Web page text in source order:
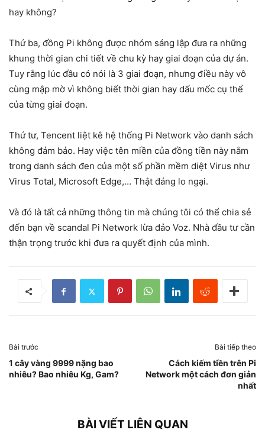
hay không?
Thứ ba, đồng Pi không được nhóm sáng lập đưa ra những
khung thời gian chi tiết về chu kỳ hay giai đoạn của dự án.
Tuy rằng lúc đầu có nói là 3 giai đoạn, nhưng điều này vô
cùng mập mờ vì không biết thời gian hay dấu mốc cụ thể
của từng giai đoạn.
Thứ tư, Tencent liệt kê hệ thống Pi Network vào danh sách
không đảm bảo. Hay việc tên miền của đồng tiền này nằm
trong danh sách đen của một số phần mềm diệt Virus như
Virus Total, Microsoft Edge,… Thật đáng lo ngại.
Và đó là tất cả những thông tin mà chúng tôi có thể chia sẻ
đến bạn về scandal Pi Network lừa đảo Voz. Nhà đầu tư cần
thận trọng trước khi đưa ra quyết định của mình.
Bài trước
1 cây vàng 9999 nặng bao
nhiêu? Bao nhiêu Kg, Gam?
Bài tiếp theo
Cách kiếm tiền trên Pi
Network một cách đơn giản
nhất
BÀI VIẾT LIÊN QUAN